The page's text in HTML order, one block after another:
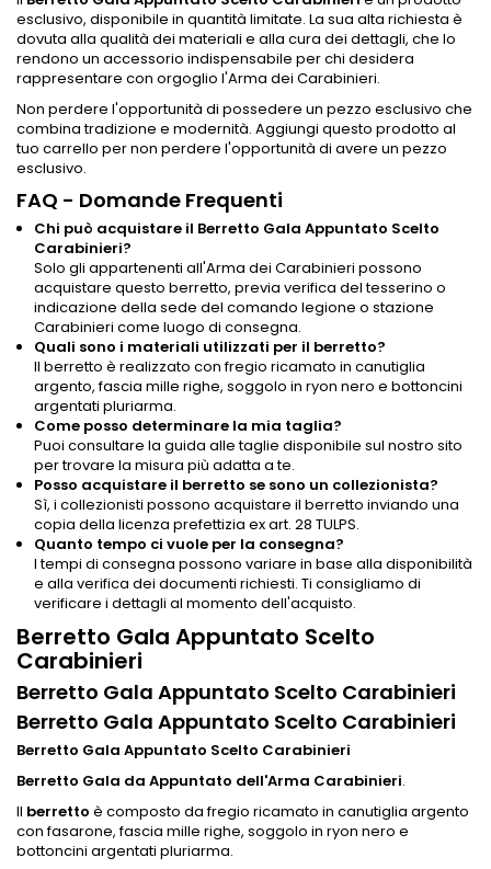
esclusivo, disponibile in quantità limitate. La sua alta richiesta è
dovuta alla qualità dei materiali e alla cura dei dettagli, che lo
rendono un accessorio indispensabile per chi desidera
rappresentare con orgoglio l'Arma dei Carabinieri.
Non perdere l'opportunità di possedere un pezzo esclusivo che
combina tradizione e modernità. Aggiungi questo prodotto al
tuo carrello per non perdere l'opportunità di avere un pezzo
esclusivo.
FAQ - Domande Frequenti
Chi può acquistare il Berretto Gala Appuntato Scelto
Carabinieri?
Solo gli appartenenti all'Arma dei Carabinieri possono
acquistare questo berretto, previa verifica del tesserino o
indicazione della sede del comando legione o stazione
Carabinieri come luogo di consegna.
Quali sono i materiali utilizzati per il berretto?
Il berretto è realizzato con fregio ricamato in canutiglia
argento, fascia mille righe, soggolo in ryon nero e bottoncini
argentati pluriarma.
Come posso determinare la mia taglia?
Puoi consultare la guida alle taglie disponibile sul nostro sito
per trovare la misura più adatta a te.
Posso acquistare il berretto se sono un collezionista?
Sì, i collezionisti possono acquistare il berretto inviando una
copia della licenza prefettizia ex art. 28 TULPS.
Quanto tempo ci vuole per la consegna?
I tempi di consegna possono variare in base alla disponibilità
e alla verifica dei documenti richiesti. Ti consigliamo di
verificare i dettagli al momento dell'acquisto.
Berretto Gala Appuntato Scelto
Carabinieri
Berretto Gala Appuntato Scelto Carabinieri
Berretto Gala Appuntato Scelto Carabinieri
Berretto Gala Appuntato Scelto Carabinieri
Berretto Gala da Appuntato dell'Arma Carabinieri.
Il berretto è composto da fregio ricamato in canutiglia argento
con fasarone, fascia mille righe, soggolo in ryon nero e
bottoncini argentati pluriarma.